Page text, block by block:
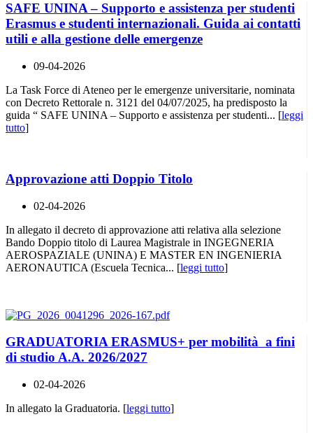
SAFE UNINA – Supporto e assistenza per studenti
Erasmus e studenti internazionali. Guida ai contatti
utili e alla gestione delle emergenze
09-04-2026
La Task Force di Ateneo per le emergenze universitarie, nominata
con Decreto Rettorale n. 3121 del 04/07/2025, ha predisposto la
guida “ SAFE UNINA – Supporto e assistenza per studenti... [leggi
tutto]
Approvazione atti Doppio Titolo
02-04-2026
In allegato il decreto di approvazione atti relativa alla selezione
Bando Doppio titolo di Laurea Magistrale in INGEGNERIA
AEROSPAZIALE (UNINA) E MASTER EN INGENIERIA
AERONAUTICA (Escuela Tecnica... [leggi tutto]
GRADUATORIA ERASMUS+ per mobilità a fini
di studio A.A. 2026/2027
02-04-2026
In allegato la Graduatoria. [leggi tutto]